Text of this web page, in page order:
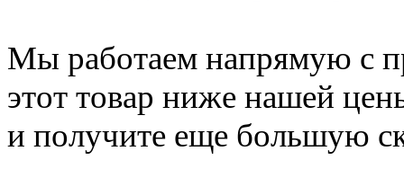
Мы работаем напрямую с
этот товар ниже нашей
и получите еще большую